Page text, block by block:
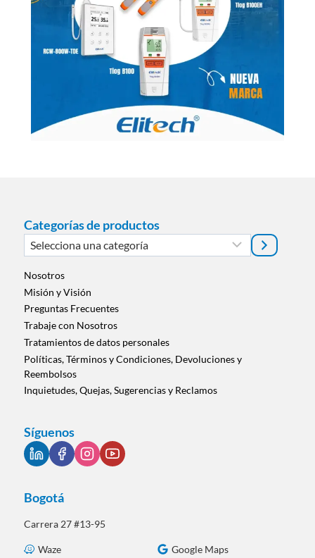
Categorías de productos
Selecciona
una
categoría
Nosotros
Misión y Visión
Preguntas Frecuentes
Trabaje con Nosotros
Tratamientos de datos personales
Políticas, Términos y Condiciones, Devoluciones y
Reembolsos
Inquietudes, Quejas, Sugerencias y Reclamos
Síguenos
Bogotá
Carrera 27 #13-95
Waze
Google Maps